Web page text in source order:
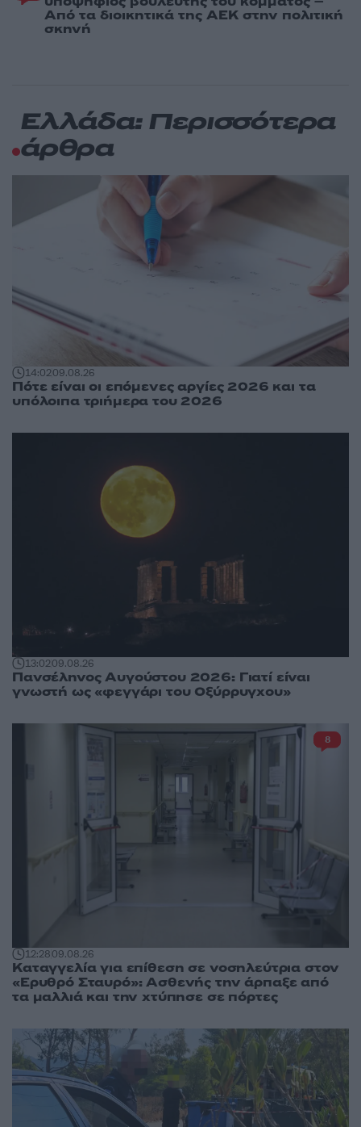
Από τα διοικητικά της ΑΕΚ στην πολιτική
σκηνή
Ελλάδα: Περισσότερα
άρθρα
14:0209.08.26
Πότε είναι οι επόμενες αργίες 2026 και τα
υπόλοιπα τριήμερα του 2026
13:0209.08.26
Πανσέληνος Αυγούστου 2026: Γιατί είναι
γνωστή ως «φεγγάρι του Οξύρρυγχου»
12:2809.08.26
Καταγγελία για επίθεση σε νοσηλεύτρια στον
«Ερυθρό Σταυρό»: Ασθενής την άρπαξε από
τα μαλλιά και την χτύπησε σε πόρτες
8